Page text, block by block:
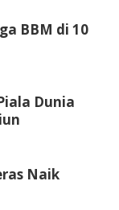
BBM di 10
Dunia
Naik